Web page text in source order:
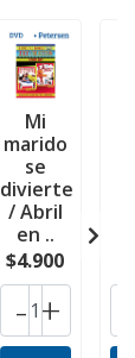
Mi
marido
se
divierte
/ Abril
en ..
$4.900
+
-